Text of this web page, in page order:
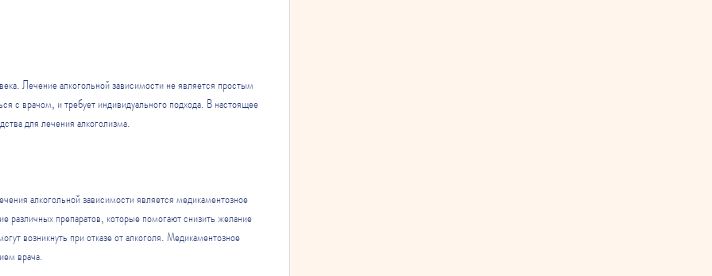
с врачом, и требует индивидуального подхода. В настоящее
для лечения алкоголизма.
алкогольной зависимости является медикаментозное
различных препаратов, которые помогают снизить желание
возникнуть при отказе от алкоголя. Медикаментозное
врача.